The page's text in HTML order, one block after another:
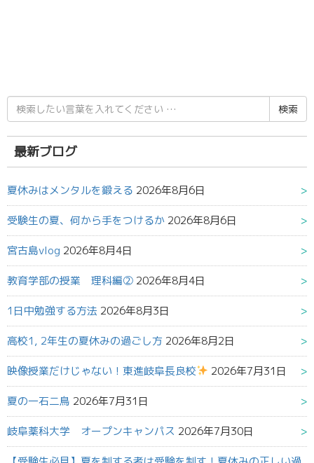
検
索
結
果:
最新ブログ
夏休みはメンタルを鍛える 2026年8月6日
受験生の夏、何から手をつけるか 2026年8月6日
宮古島vlog 2026年8月4日
教育学部の授業 理科編② 2026年8月4日
1日中勉強する方法 2026年8月3日
高校1, 2年生の夏休みの過ごし方 2026年8月2日
映像授業だけじゃない！東進岐阜長良校 2026年7月31日
夏の一石二鳥 2026年7月31日
岐阜薬科大学 オープンキャンパス 2026年7月30日